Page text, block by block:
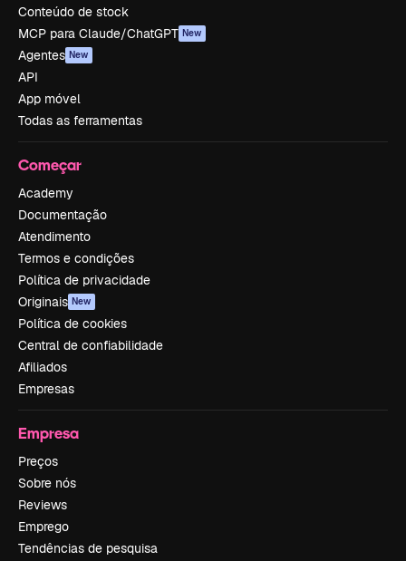
Conteúdo de stock
MCP para Claude/ChatGPT New
Agentes New
API
App móvel
Todas as ferramentas
Começar
Academy
Documentação
Atendimento
Termos e condições
Política de privacidade
Originais New
Política de cookies
Central de confiabilidade
Afiliados
Empresas
Empresa
Preços
Sobre nós
Reviews
Emprego
Tendências de pesquisa